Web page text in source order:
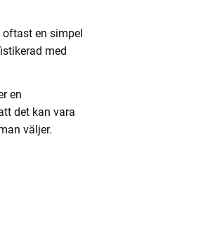
en simpel
med
en
det kan vara
väljer.